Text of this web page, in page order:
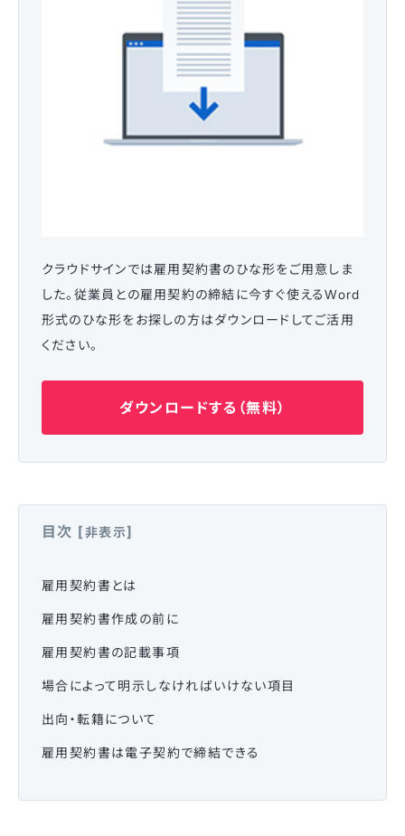
クラウドサインでは雇用契約書のひな形をご用意しま
した。従業員との雇用契約の締結に今すぐ使えるWord
形式のひな形をお探しの方はダウンロードしてご活用
ください。
ダウンロードする（無料）
目次 [非表示]
雇用契約書とは
雇用契約書作成の前に
雇用契約書の記載事項
場合によって明示しなければいけない項目
出向・転籍について
雇用契約書は電子契約で締結できる